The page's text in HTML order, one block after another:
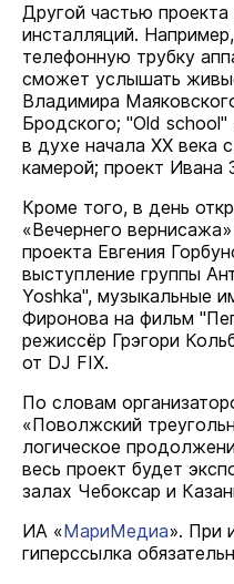
Другой частью проекта
инсталляций.
телефонную трубку
сможет услышать
Владимира
Бродского; "Old
в духе начала XX века
камерой; проект
Кроме того, в день
«Вечернего
проекта Евгения
выступление группы
Yoshka", музыкальные
Фиронова на фильм
режиссёр Грэгори
от DJ FIX.
По словам
«Поволжский
логическое
весь проект будет
залах Чебоксар и
ИА «МариМедиа». При
гиперссылка